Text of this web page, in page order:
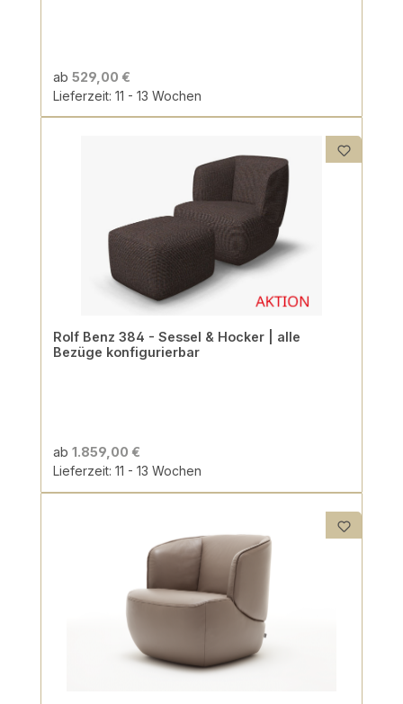
ab 529,00 €
Lieferzeit: 11 - 13 Wochen
Rolf Benz 384 - Sessel & Hocker | alle
Bezüge konfigurierbar
ab 1.859,00 €
Lieferzeit: 11 - 13 Wochen